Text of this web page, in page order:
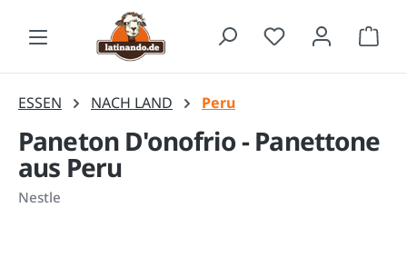
Zum Hauptinhalt springen
ESSEN NACH LAND Peru
Paneton D'onofrio - Panettone
aus Peru
Nestle